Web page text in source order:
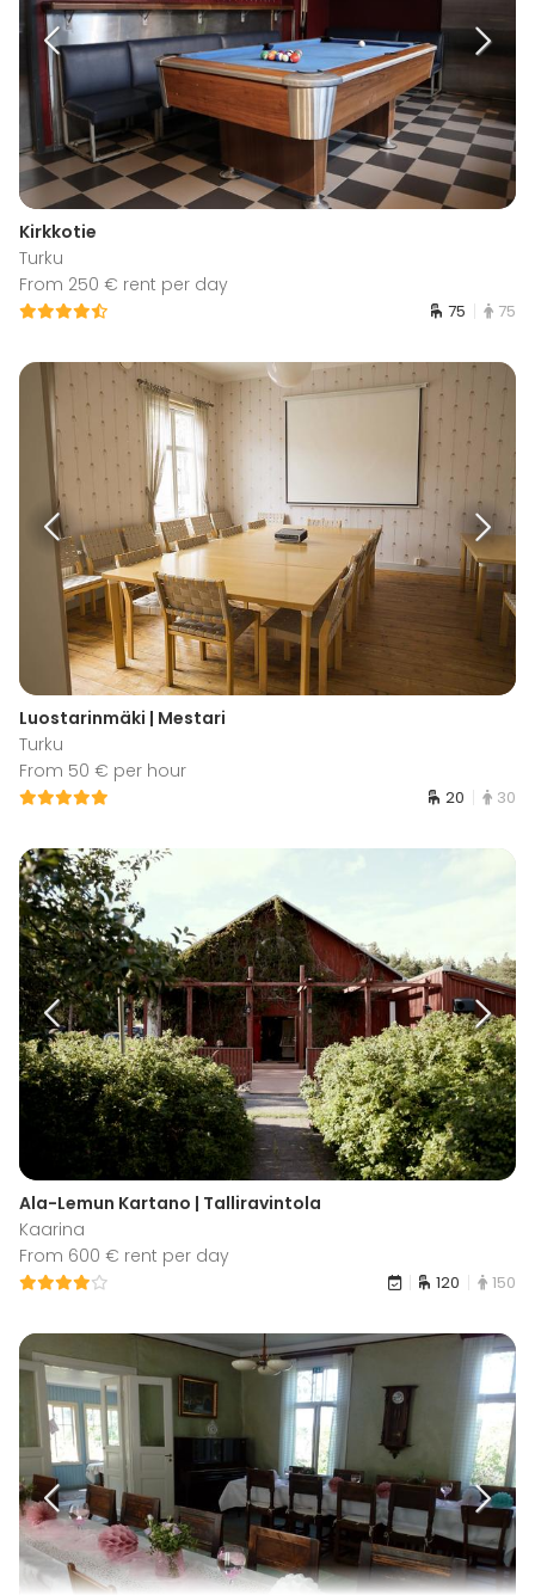
Kirkkotie
Turku
From 250 € rent per day
75 75
Luostarinmäki | Mestari
Turku
From 50 € per hour
20 30
Ala-Lemun Kartano | Talliravintola
Kaarina
From 600 € rent per day
120 150